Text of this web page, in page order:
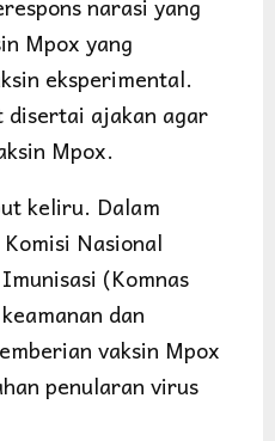
Mpox yang
eksperimental.
disertai ajakan agar
Mpox.
keliru. Dalam
Nasional
(Komnas
dan
vaksin Mpox
penularan virus